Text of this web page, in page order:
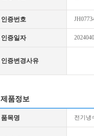
인증번호
인증일자
인증변경사유
제품정보
품목명 전기냉